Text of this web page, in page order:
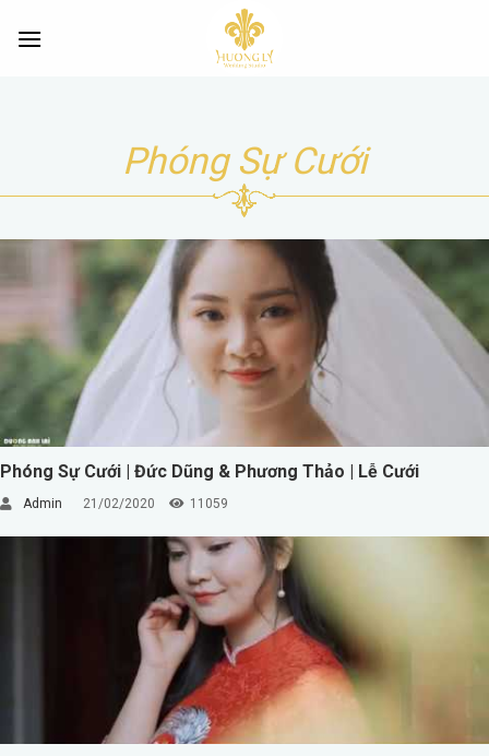
Phóng Sự Cưới
Phóng Sự Cưới | Đức Dũng & Phương Thảo | Lễ Cưới
Admin 21/02/2020 11059